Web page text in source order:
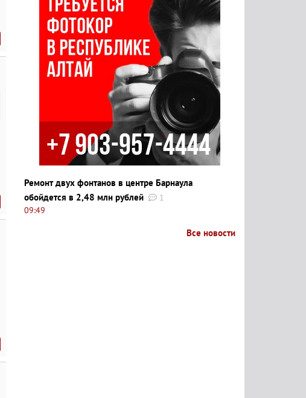
Ремонт двух фонтанов в центре Барнаула
обойдется в 2,48 млн рублей
1
09:49
Все новости